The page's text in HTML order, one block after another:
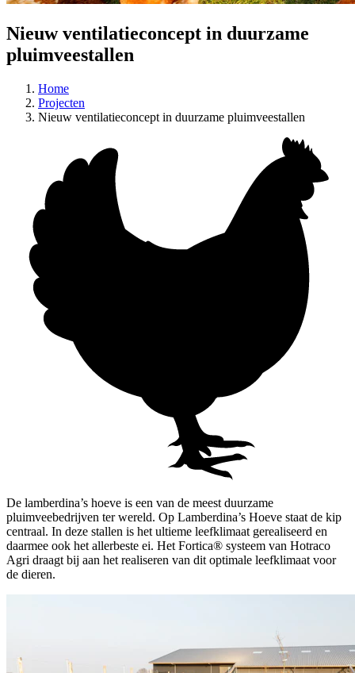
Nieuw ventilatieconcept in duurzame
pluimveestallen
Home
Projecten
Nieuw ventilatieconcept in duurzame pluimveestallen
De lamberdina’s hoeve is een van de meest duurzame
pluimveebedrijven ter wereld. Op Lamberdina’s Hoeve staat de kip
centraal. In deze stallen is het ultieme leefklimaat gerealiseerd en
daarmee ook het allerbeste ei. Het Fortica® systeem van Hotraco
Agri draagt bij aan het realiseren van dit optimale leefklimaat voor
de dieren.